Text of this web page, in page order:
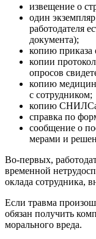
извещение о
один
работодателя
документа);
копию приказа
копии
опросов
копию
с сотрудником;
копию СНИЛСа
справка по
сообщение о
мерами и
Во-первых,
временной
оклада сотрудника,
Если травма
обязан получить
морального вреда.